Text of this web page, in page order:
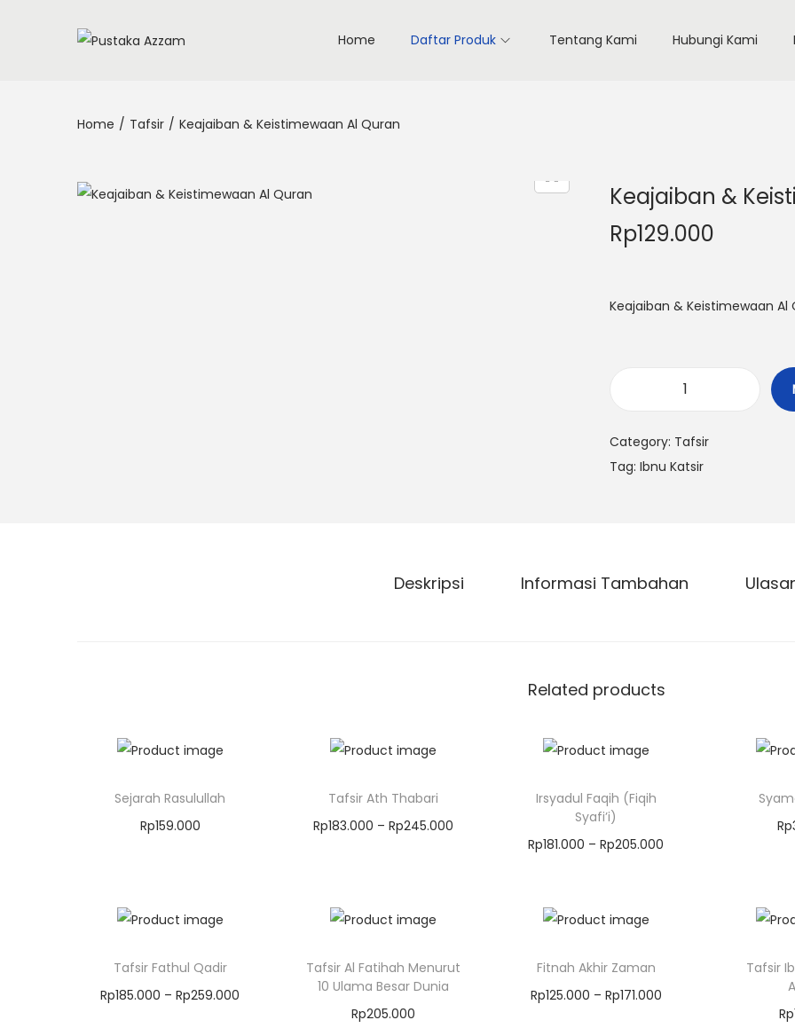
Home Daftar Produk Tentang Kami Hubungi Kami
Home / Tafsir / Keajaiban & Keistimewaan Al Quran
Keajaiban &
Rp129.000
Keajaiban & Keistimewaan Al
Category: Tafsir
Tag: Ibnu Katsir
Deskripsi Informasi Tambahan
Related products
Sejarah Rasulullah
Rp159.000
Tafsir Ath Thabari
Rp183.000 – Rp245.000
Irsyadul Faqih (Fiqih
Syafi’i)
Rp181.000 – Rp205.000
Rp
Tafsir Fathul Qadir
Rp185.000 – Rp259.000
Tafsir Al Fatihah Menurut
10 Ulama Besar Dunia
Rp205.000
Fitnah Akhir Zaman
Rp125.000 – Rp171.000
Tafsir
Rp